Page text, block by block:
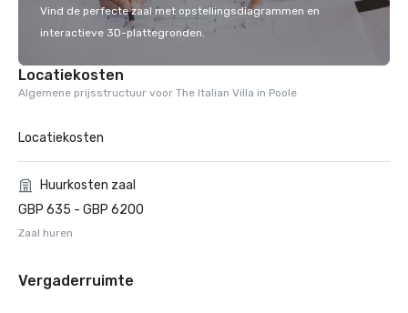
Vind de perfecte zaal met opstellingsdiagrammen en
interactieve 3D-plattegronden.
Locatiekosten
Algemene prijsstructuur voor The Italian Villa in Poole
Locatiekosten
Huurkosten zaal
GBP 635 - GBP 6200
Zaal huren
Vergaderruimte